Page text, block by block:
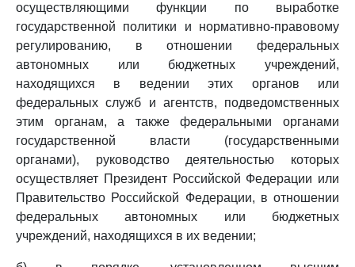
осуществляющими функции по выработке
государственной политики и нормативно-правовому
регулированию, в отношении федеральных
автономных или бюджетных учреждений,
находящихся в ведении этих органов или
федеральных служб и агентств, подведомственных
этим органам, а также федеральными органами
государственной власти (государственными
органами), руководство деятельностью которых
осуществляет Президент Российской Федерации или
Правительство Российской Федерации, в отношении
федеральных автономных или бюджетных
учреждений, находящихся в их ведении;